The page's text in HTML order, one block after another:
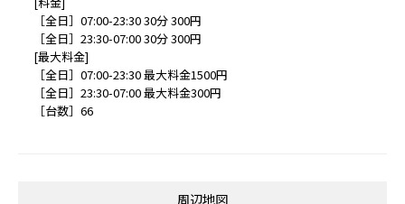
［全日］07:00-23:30 30分 300円
［全日］23:30-07:00 30分 300円
[最大料金]
［全日］07:00-23:30 最大料金1500円
［全日］23:30-07:00 最大料金300円
［台数］66
周辺地図